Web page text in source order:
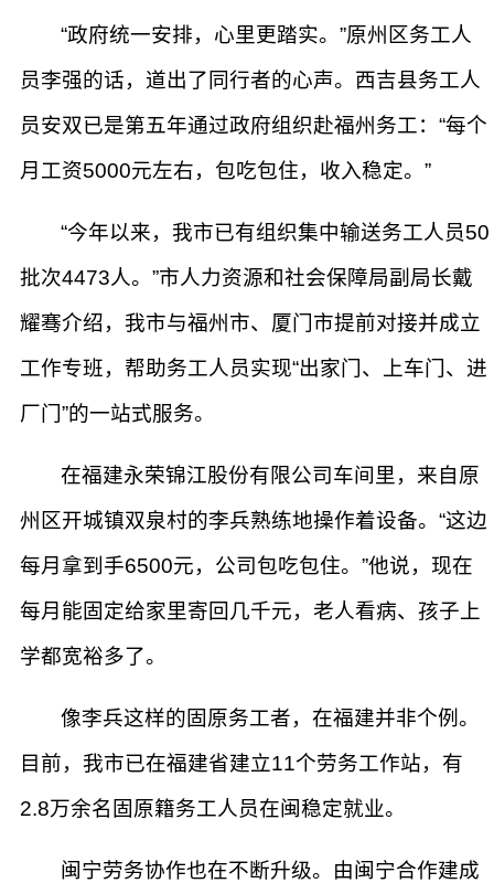
“政府统一安排，心里更踏实。”原州区务工人
员李强的话，道出了同行者的心声。西吉县务工人
员安双已是第五年通过政府组织赴福州务工：“每个
月工资5000元左右，包吃包住，收入稳定。”
“今年以来，我市已有组织集中输送务工人员50
批次4473人。”市人力资源和社会保障局副局长戴
耀骞介绍，我市与福州市、厦门市提前对接并成立
工作专班，帮助务工人员实现“出家门、上车门、进
厂门”的一站式服务。
在福建永荣锦江股份有限公司车间里，来自原
州区开城镇双泉村的李兵熟练地操作着设备。“这边
每月拿到手6500元，公司包吃包住。”他说，现在
每月能固定给家里寄回几千元，老人看病、孩子上
学都宽裕多了。
像李兵这样的固原务工者，在福建并非个例。
目前，我市已在福建省建立11个劳务工作站，有
2.8万余名固原籍务工人员在闽稳定就业。
闽宁劳务协作也在不断升级。由闽宁合作建成